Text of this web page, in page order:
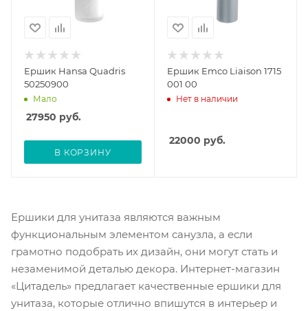
Ершик Hansa Quadris
50250900
Мало
27950 руб.
В КОРЗИНУ
Ершик Emco Liaison 1715
001 00
Нет в наличии
22000 руб.
Ершики для унитаза являются важным
функциональным элементом санузла, а если
грамотно подобрать их дизайн, они могут стать и
незаменимой деталью декора. Интернет-магазин
«Цитадель» предлагает качественные ершики для
унитаза, которые отлично впишутся в интерьер и